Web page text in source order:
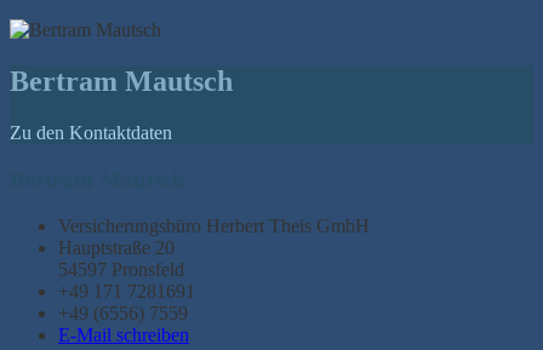
Bertram Mautsch
Zu den Kontaktdaten
Versicherungsbüro Herbert Theis GmbH
Hauptstraße 20
54597 Pronsfeld
+49 171 7281691
+49 (6556) 7559
E-Mail schreiben